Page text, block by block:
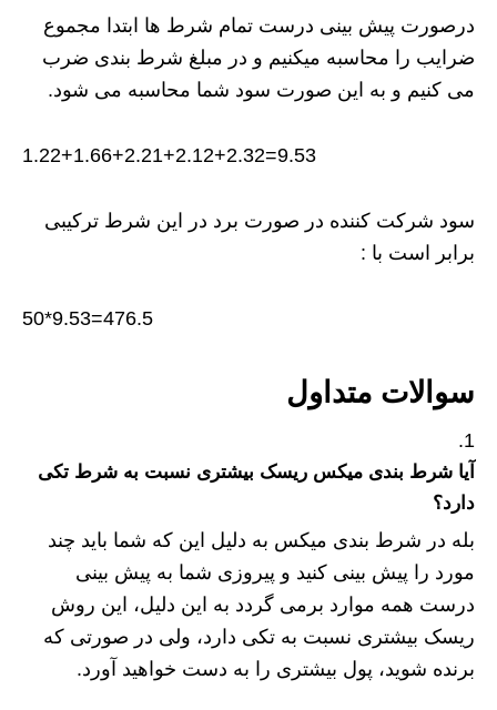
درصورت پیش بینی درست تمام شرط ها ابتدا مجموع
ضرایب را محاسبه میکنیم و در مبلغ شرط بندی ضرب
می کنیم و به این صورت سود شما محاسبه می شود.
9.53=1.22+1.66+2.21+2.12+2.32
سود شرکت کننده در صورت برد در این شرط ترکیبی
برابر است با :
476.5=9.53*50
سوالات متداول
آیا شرط بندی میکس ریسک بیشتری نسبت به شرط تکی
دارد؟
بله در شرط بندی میکس به دلیل این که شما باید چند
مورد را پیش بینی کنید و پیروزی شما به پیش بینی
درست همه موارد برمی گردد به این دلیل، این روش
ریسک بیشتری نسبت به تکی دارد، ولی در صورتی که
برنده شوید، پول بیشتری را به دست خواهید آورد.